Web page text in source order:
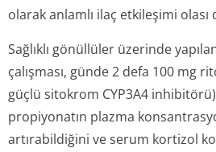
olarak anlamlı ilaç etkileşimi olası
Sağlıklı gönüllüler üzerinde
çalışması, günde 2 defa 100 mg
güçlü sitokrom CYP3A4
propiyonatın plazma
artırabildiğini ve serum kortizol